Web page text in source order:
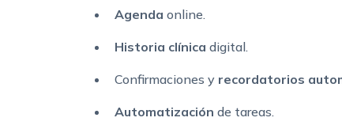
Agenda online.
Historia clínica digital.
Confirmaciones y recordatorios
Automatización de tareas.